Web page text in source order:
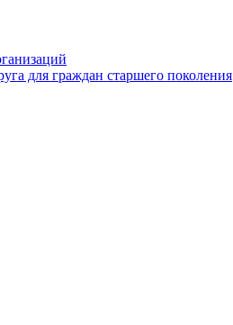
для граждан старшего поколения